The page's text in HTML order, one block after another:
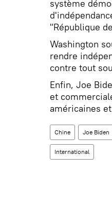
système
"République
Washington
rendre
contre tout
Enfin, Joe
et
américaines
Chine Joe Biden
International